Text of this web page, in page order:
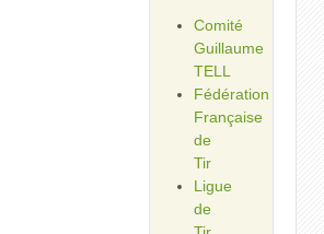
Comité
Guillaume
TELL
Fédération
Française
de
Tir
Ligue
de